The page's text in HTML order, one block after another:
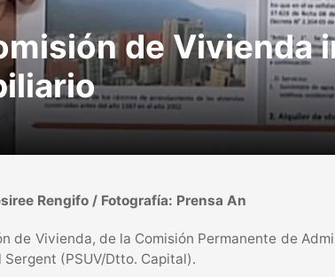
de Vivienda
Rengifo / Fotografía: Prensa An
de Vivienda, de la Comisión Permanente de
(PSUV/Dtto. Capital).